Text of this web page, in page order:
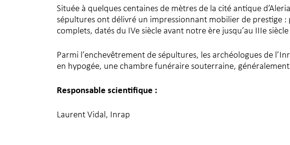
Située à quelques centaines de mètres de la cité antique
sépultures ont délivré un impressionnant mobilier de prestige :
complets, datés du IVe siècle avant notre ère jusqu’au IIIe
Parmi l’enchevêtrement de sépultures, les archéologues de
en hypogée, une chambre funéraire souterraine,
Responsable scientifique :
Laurent Vidal, Inrap